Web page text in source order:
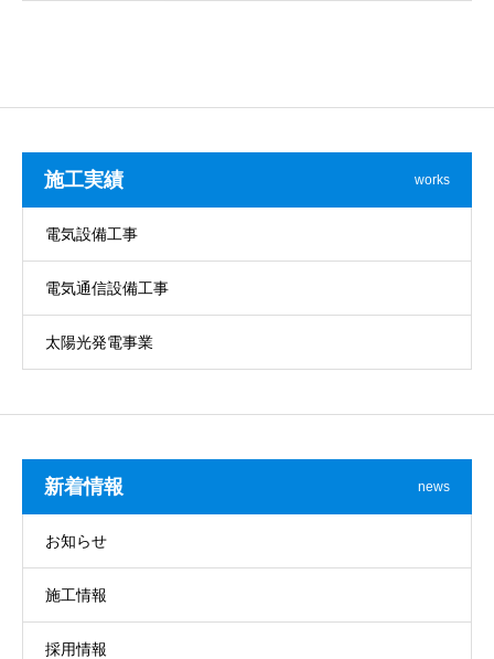
施工実績 works
電気設備工事
電気通信設備工事
太陽光発電事業
新着情報 news
お知らせ
施工情報
採用情報